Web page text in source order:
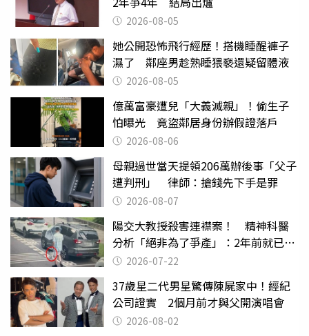
2026-08-05
她公開恐怖飛行經歷！搭機睡醒褲子
濕了 鄰座男趁熟睡猥褻還疑留體液
2026-08-05
億萬富豪遭兒「大義滅親」！偷生子
怕曝光 竟盜鄰居身份辦假證落戶
2026-08-06
母親過世當天提領206萬辦後事「父子
遭判刑」 律師：搶錢先下手是罪
2026-08-07
陽交大教授殺害連襟案！ 精神科醫
分析「絕非為了爭產」：2年前就已言
行詭異
2026-07-22
37歲星二代男星驚傳陳屍家中！經紀
公司證實 2個月前才與父開演唱會
2026-08-02